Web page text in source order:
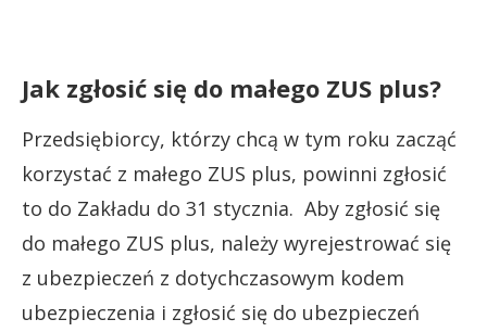
Jak zgłosić się do małego ZUS plus?
Przedsiębiorcy, którzy chcą w tym roku zacząć
korzystać z małego ZUS plus, powinni zgłosić
to do Zakładu do 31 stycznia. Aby zgłosić się
do małego ZUS plus, należy wyrejestrować się
z ubezpieczeń z dotychczasowym kodem
ubezpieczenia i zgłosić się do ubezpieczeń